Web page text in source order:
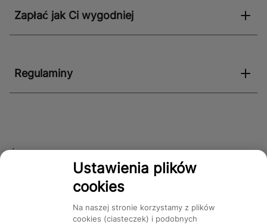
Zapłać jak Ci wygodniej
Regulaminy
Śledź nas!
Ustawienia plików
cookies
Na naszej stronie korzystamy z plików
cookies (ciasteczek) i podobnych